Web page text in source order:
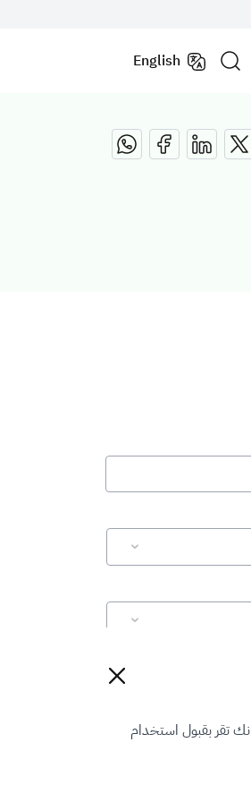
English
إعادة تعيين
تقر بقبول استخدام